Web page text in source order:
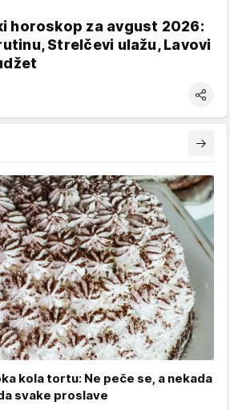
horoskop za avgust 2026:
Strelčevi ulažu, Lavovi
kola tortu: Ne peče se, a nekada
svake proslave